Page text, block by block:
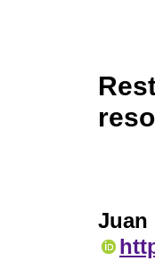
Juan